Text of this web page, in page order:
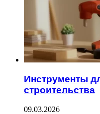
Инструменты
строительства
09.03.2026